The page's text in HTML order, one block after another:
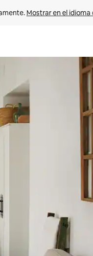
Mostrar en el idioma
abajo o explora con el tacto